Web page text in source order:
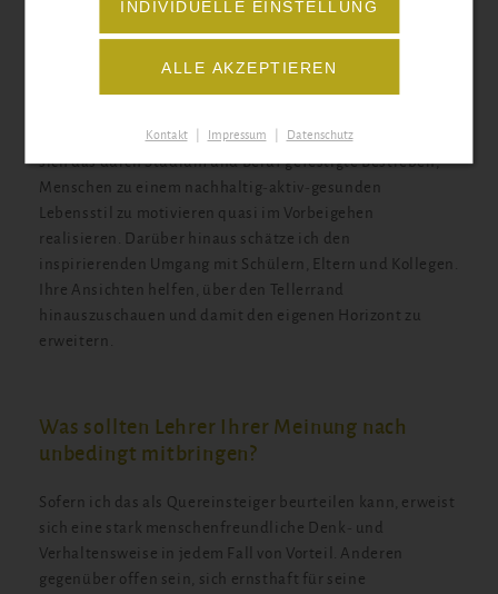
Unterstützung durch das Kollegium musste ich nicht lang
überlegen und habe erneut den Sprung ins kalte Wasser
Durch den unmittelbaren Kontakt zu den Schülern lässt
sich das durch Studium und Beruf gefestigte Bestreben,
Menschen zu einem nachhaltig-aktiv-gesunden
Lebensstil zu motivieren quasi im Vorbeigehen
realisieren. Darüber hinaus schätze ich den
inspirierenden Umgang mit Schülern, Eltern und Kollegen.
Ihre Ansichten helfen, über den Tellerrand
hinauszuschauen und damit den eigenen Horizont zu
erweitern.
Was sollten Lehrer Ihrer Meinung nach
unbedingt mitbringen?
Sofern ich das als Quereinsteiger beurteilen kann, erweist
sich eine stark menschenfreundliche Denk- und
Verhaltensweise in jedem Fall von Vorteil. Anderen
gegenüber offen sein, sich ernsthaft für seine
INDIVIDUELLE EINSTELLUNG
ALLE AKZEPTIEREN
Kontakt Impressum Datenschutz